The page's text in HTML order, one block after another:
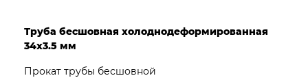
Труба бесшовная холоднодеформированная
34х3.5 мм
Прокат трубы бесшовной